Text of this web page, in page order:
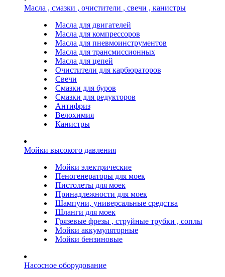
Масла , смазки , очистители , свечи , канистры
Масла для двигателей
Масла для компрессоров
Масла для пневмоинструментов
Масла для трансмиссионных
Масла для цепей
Очистители для карбюраторов
Свечи
Смазки для буров
Смазки для редукторов
Антифриз
Велохимия
Канистры
Мойки высокого давления
Мойки электрические
Пеногенераторы для моек
Пистолеты для моек
Принадлежности для моек
Шампуни, универсальные средства
Шланги для моек
Грязевые фрезы , струйные трубки , соплы
Мойки аккумуляторные
Мойки бензиновые
Насосное оборудование